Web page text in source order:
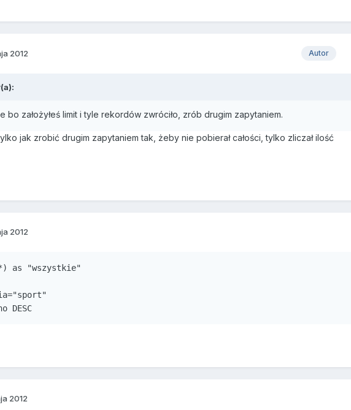
Autor
2012
bo założyłeś limit i tyle rekordów zwróciło, zrób drugim zapytaniem.
jak zrobić drugim zapytaniem tak, żeby nie pobierał całości, tylko zliczał ilość
2012
as "wszystkie"
DESC
2012